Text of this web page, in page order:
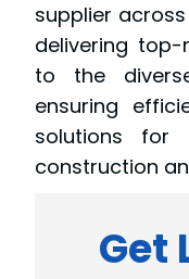
supplier
delivering
to the
ensuring
solutions for
construction
Get